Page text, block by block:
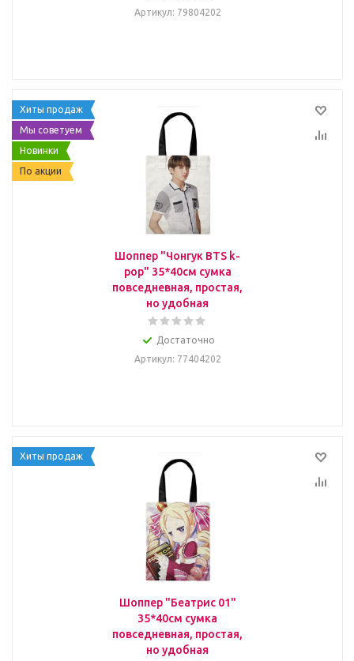
Артикул: 79804202
Хиты продаж
Мы советуем
Новинки
По акции
Шоппер "Чонгук BTS k-
pop" 35*40см сумка
повседневная, простая,
но удобная
Достаточно
Артикул: 77404202
Хиты продаж
Шоппер "Беатрис 01"
35*40см сумка
повседневная, простая,
но удобная